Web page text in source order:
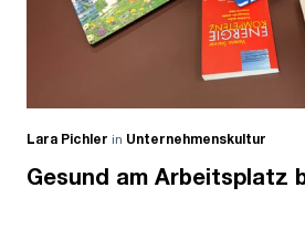
Lara Pichler in Unternehmenskultur
Gesund am Arbeitsplatz